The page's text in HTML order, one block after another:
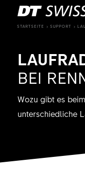
STARTSEITE SUPPORT
BEI
Wozu gibt es
unterschiedliche